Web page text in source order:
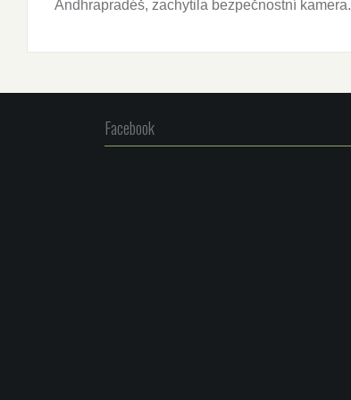
Ándhrapradéš, zachytila bezpečnostní kamera.
Facebook